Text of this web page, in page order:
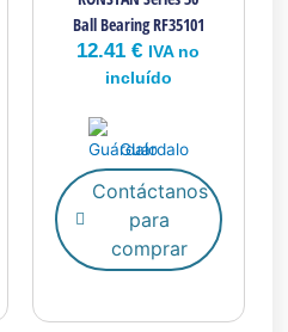
Ball Bearing RF35101
12.41€ IVA no
incluído
Guárdalo
Contáctanos
para
comprar